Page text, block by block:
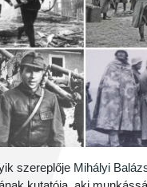
szereplője Mihályi